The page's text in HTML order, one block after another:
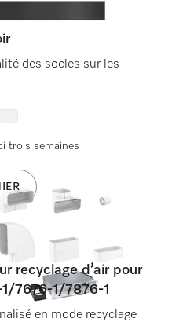
des socles sur les
trois semaines
recyclage d’air pour
7676-1/7876-1
en mode recyclage